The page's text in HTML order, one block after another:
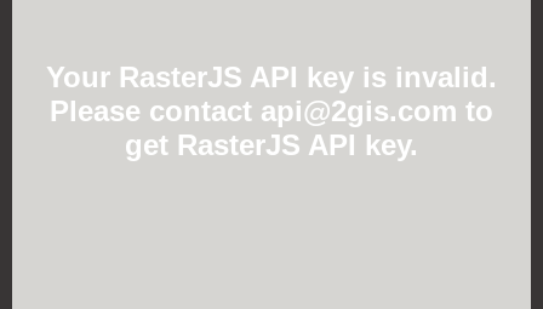
Your RasterJS API key is invalid.
Please contact api@2gis.com to
get RasterJS API key.